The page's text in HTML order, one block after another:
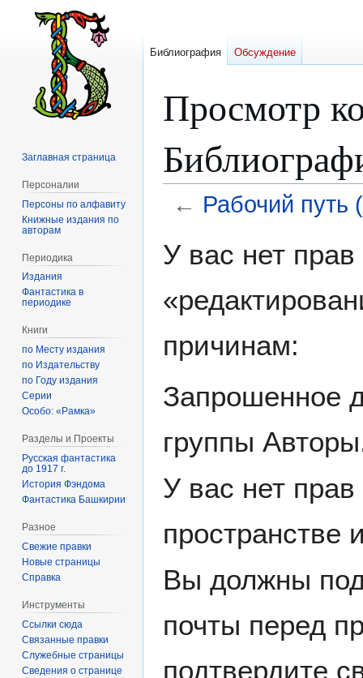
Просмотр
← Рабочий путь
У вас нет
причинам:
Запрошенное
группы
У вас нет
пространстве
Вы должны
почты перед
подтвердите
Библиография Обсуждение
Заглавная страница
Персоналии
Персоны по алфавиту
Книжные издания по
авторам
Периодика
Издания
Фантастика в
периодике
Книги
по Месту издания
по Издательству
по Году издания
Серии
Особо: «Рамка»
Разделы и Проекты
Русская фантастика
до 1917 г.
История Фэндома
Фантастика Башкирии
Разное
Свежие правки
Новые страницы
Справка
Инструменты
Ссылки сюда
Связанные правки
Служебные страницы
Сведения о странице